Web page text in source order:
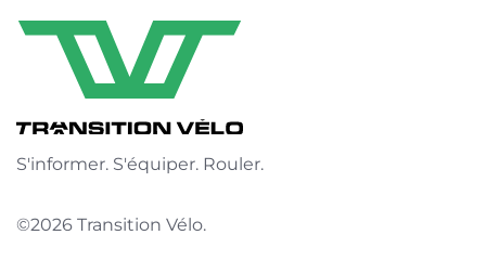
S'informer. S'équiper. Rouler.
©2026 Transition Vélo.